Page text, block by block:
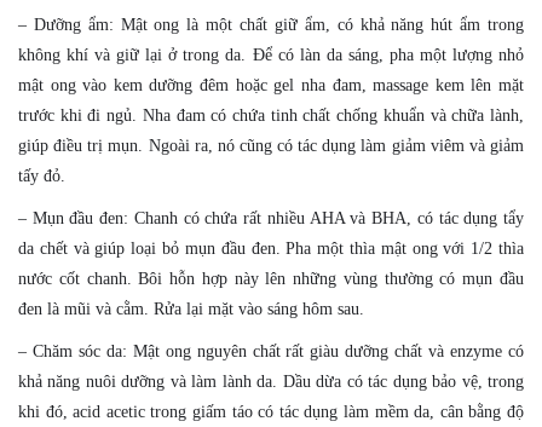
– Dưỡng ẩm: Mật ong là một chất giữ ẩm, có khả năng hút ẩm trong
không khí và giữ lại ở trong da. Để có làn da sáng, pha một lượng nhỏ
mật ong vào kem dưỡng đêm hoặc gel nha đam, massage kem lên mặt
trước khi đi ngủ. Nha đam có chứa tinh chất chống khuẩn và chữa lành,
giúp điều trị mụn. Ngoài ra, nó cũng có tác dụng làm giảm viêm và giảm
tấy đỏ.
– Mụn đầu đen: Chanh có chứa rất nhiều AHA và BHA, có tác dụng tẩy
da chết và giúp loại bỏ mụn đầu đen. Pha một thìa mật ong với 1/2 thìa
nước cốt chanh. Bôi hỗn hợp này lên những vùng thường có mụn đầu
đen là mũi và cằm. Rửa lại mặt vào sáng hôm sau.
– Chăm sóc da: Mật ong nguyên chất rất giàu dưỡng chất và enzyme có
khả năng nuôi dưỡng và làm lành da. Dầu dừa có tác dụng bảo vệ, trong
khi đó, acid acetic trong giấm táo có tác dụng làm mềm da, cân bằng độ